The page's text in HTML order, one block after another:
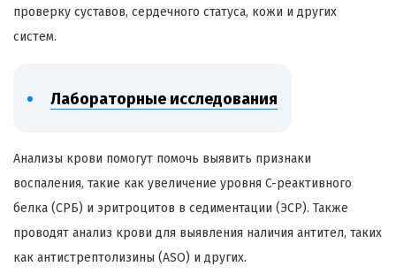
проверку суставов, сердечного статуса, кожи и других
систем.
Лабораторные исследования
Анализы крови помогут помочь выявить признаки
воспаления, такие как увеличение уровня C-реактивного
белка (СРБ) и эритроцитов в седиментации (ЭСР). Также
проводят анализ крови для выявления наличия антител, таких
как антистрептолизины (ASO) и других.